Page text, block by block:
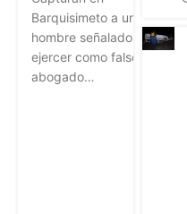
hombre señalado de
ejercer como falso
abogado…